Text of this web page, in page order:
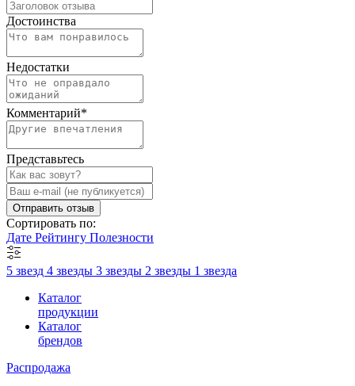
Достоинства
Недостатки
Комментарий*
Представьтесь
Отправить отзыв
Сортировать по:
Дате Рейтингу Полезности
5 звезд 4 звезды 3 звезды 2 звезды 1 звезда
Каталог
продукции
Каталог
брендов
Распродажа